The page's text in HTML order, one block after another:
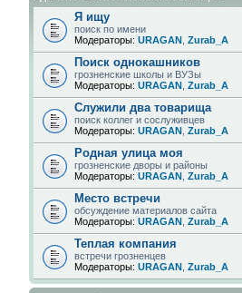
Я ищу
поиск по имени
Модераторы: URAGAN Zurab_A
Поиск однокашников
грозненские школы и ВУЗы
Модераторы: URAGAN Zurab_A
Служили два товарища
поиск коллег и сослуживцев
Модераторы: URAGAN Zurab_A
Родная улица моя
грозненские дворы и районы
Модераторы: URAGAN Zurab_A
Место встречи
обсуждение материалов сайта
Модераторы: URAGAN Zurab_A
Теплая компания
встречи грозненцев
Модераторы: URAGAN Zurab_A